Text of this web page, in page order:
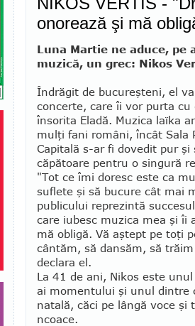
onorează şi mă
Luna Martie ne aduce, pe
muzică, un grec: Nikos
Îndrăgit de bucu­reşteni, el
concerte, care îi vor purta cu
însorita Eladă. Muzica laïka
mulţi fani români, încât Sala
Capitală s-ar fi dovedit pur
că­pătoare pentru o singură
"Tot ce îmi doresc este ca
suflete şi să bucure cât mai
publicului reprezintă
care iubesc muzica mea şi îi
mă obligă. Vă aştept pe toţi
cântăm, să dansăm, să
declara el.
La 41 de ani, Nikos este
ai momentului şi unul din­tre
natală, căci pe lân­gă voce
ncoa­ce.